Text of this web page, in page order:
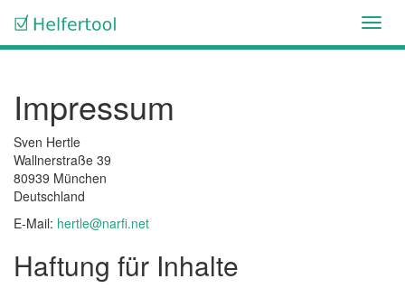
Impressum
Sven Hertle
Wallnerstraße 39
80939 München
Deutschland
E-Mail: hertle@narfi.net
Haftung für Inhalte